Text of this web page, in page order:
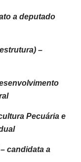
a deputado
–
Pecuária e
candidata a